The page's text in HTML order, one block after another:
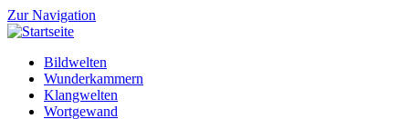
Zur Navigation
Bildwelten
Wunderkammern
Klangwelten
Wortgewand